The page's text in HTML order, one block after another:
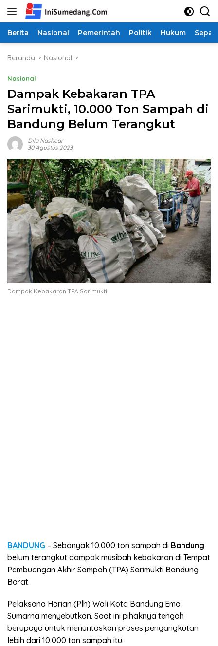
Langsung
Berita Nasional Pemerintah Politik Hukum
Beranda Nasional
Nasional
Dampak Kebakaran TPA
Sarimukti, 10.000 Ton Sampah di
Bandung Belum Terangkut
Dila Nashear
30 Agustus 2023
Dampak Kebakaran TPA Sarimukti
BANDUNG – Sebanyak 10.000 ton sampah di Bandung
belum terangkut dampak musibah kebakaran di Tempat
Pembuangan Akhir Sampah (TPA) Sarimukti Bandung
Barat.
Pelaksana Harian (Plh) Wali Kota Bandung Ema
Sumarna menyebutkan. Saat ini pihaknya tengah
berupaya untuk menuntaskan proses pengangkutan
lebih dari 10.000 ton sampah itu.